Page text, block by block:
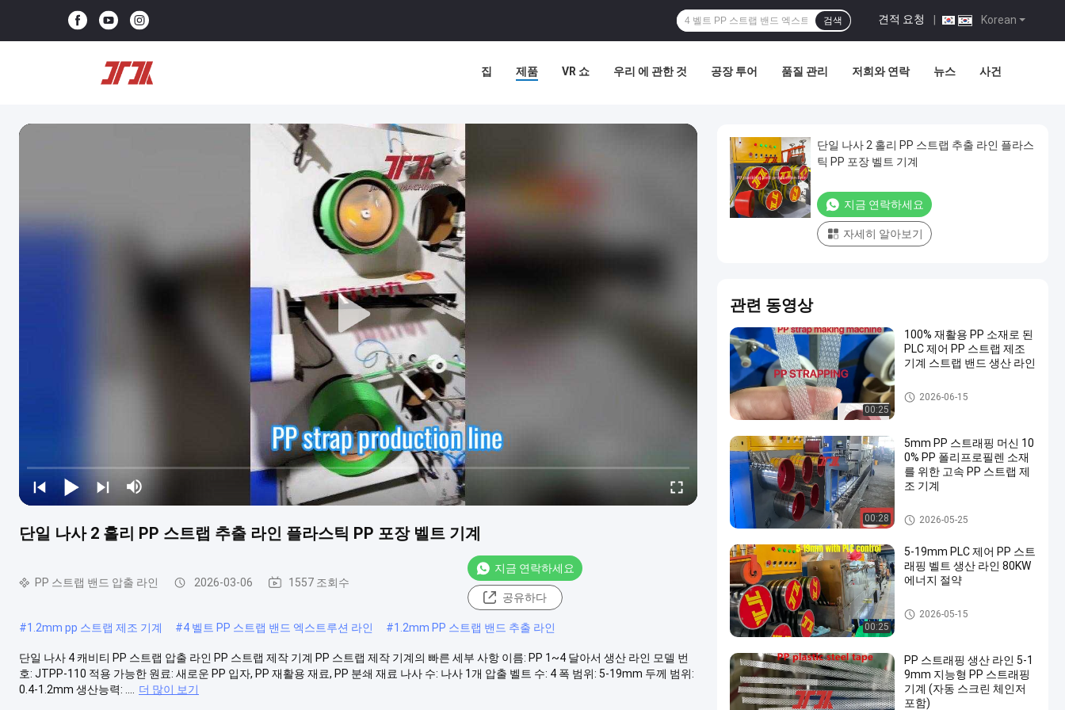
Korean
견적 요청
검색
집 제품 VR 쇼 우리 에 관한 것 공장 투어 품질 관리 저희와 연락 뉴스 사건
단일 나사 2 홀리 PP 스트랩 추출 라인 플라스틱 PP 포장 벨트 기계
PP 스트랩 밴드 압출 라인 2026-03-06 1557 조회수
지금 연락하세요
공유하다
#1.2mm pp 스트랩 제조 기계 #4 벨트 PP 스트랩 밴드 엑스트루션 라인 #1.2mm PP 스트랩 밴드 추출 라인
단일 나사 4 캐비티 PP 스트랩 압출 라인 PP 스트랩 제작 기계 PP 스트랩 제작 기계의 빠른 세부 사항 이름: PP 1~4 달아서 생산 라인 모델 번
호: JTPP-110 적용 가능한 원료: 새로운 PP 입자, PP 재활용 재료, PP 분쇄 재료 나사 수: 나사 1개 압출 벨트 수: 4 폭 범위: 5-19mm 두께 범위:
0.4-1.2mm 생산능력: ....
더 많이 보기
단일 나사 2 홀리 PP 스트랩 추출 라인 플라스
틱 PP 포장 벨트 기계
지금 연락하세요
자세히 알아보기
관련 동영상
00:25
100% 재활용 PP 소재로 된
PLC 제어 PP 스트랩 제조
기계 스트랩 밴드 생산 라인
PP 스트랩 밴드 압출 라인
2026-06-15
00:28
5mm PP 스트래핑 머신 10
0% PP 폴리프로필렌 소재
를 위한 고속 PP 스트랩 제
조 기계
PP 스트랩 밴드 압출 라인
2026-05-25
00:25
5-19mm PLC 제어 PP 스트
래핑 벨트 생산 라인 80KW
에너지 절약
PP 스트랩 만드는 기계
2026-05-15
PP 스트래핑 생산 라인 5-1
9mm 지능형 PP 스트래핑
기계 (자동 스크린 체인저
포함)